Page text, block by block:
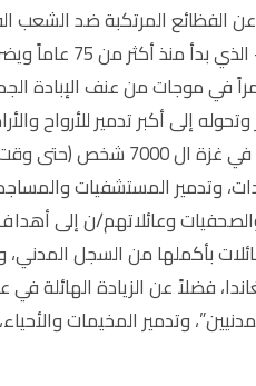
الفظائع المرتكبة ضد الشعب
يزال التطهير
في موجات من عنف الإبادة
إلى أكبر تدمير للأرواح
والفلسطينيات الذين
وتدمير المستشفيات
وعائلاتهم/ن إلى
بأكملها من السجل
فضلاً عن الزيادة الهائلة
وتدمير المخيمات